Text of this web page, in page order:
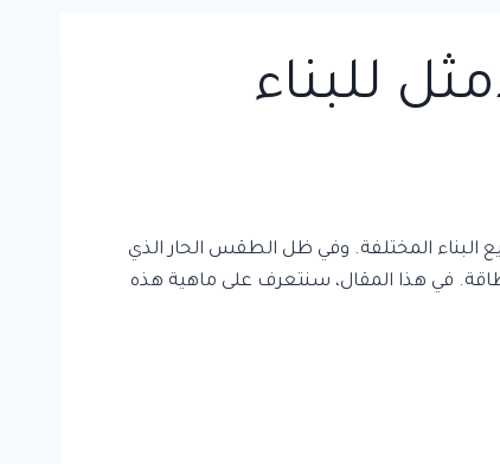
للبناء
البناء المختلفة. وفي ظل الطقس الحار الذي
في هذا المقال، سنتعرف على ماهية هذه